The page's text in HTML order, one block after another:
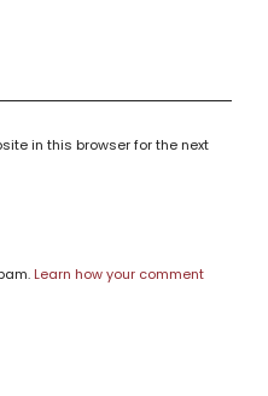
in this browser for the next
Learn how your comment